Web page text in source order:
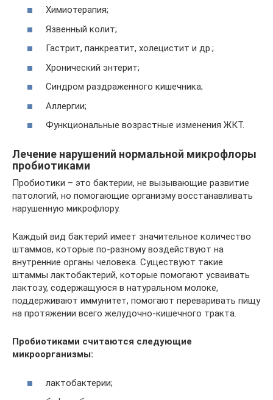
Химиотерапия;
Язвенный колит;
Гастрит, панкреатит, холецистит и др.;
Хронический энтерит;
Синдром раздраженного кишечника;
Аллергии;
Функциональные возрастные изменения ЖКТ.
Лечение нарушений нормальной микрофлоры
пробиотиками
Пробиотики – это бактерии, не вызывающие развитие
патологий, но помогающие организму восстанавливать
нарушенную микрофлору.
Каждый вид бактерий имеет значительное количество
штаммов, которые по-разному воздействуют на
внутренние органы человека. Существуют такие
штаммы лактобактерий, которые помогают усваивать
лактозу, содержащуюся в натуральном молоке,
поддерживают иммунитет, помогают переваривать пищу
на протяжении всего желудочно-кишечного тракта.
Пробиотиками считаются следующие
микроорганизмы:
лактобактерии;